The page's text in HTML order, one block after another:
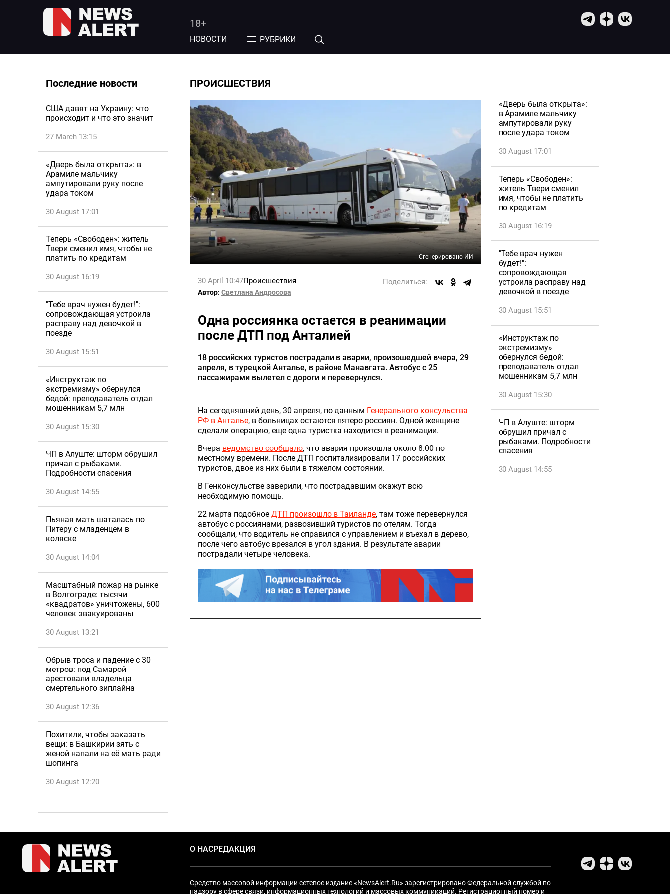
18+
НОВОСТИ РУБРИКИ
Последние новости
США давят на Украину: что
происходит и что это значит
27 March 13:15
«Дверь была открыта»: в
Арамиле мальчику
ампутировали руку после
удара током
30 August 17:01
Теперь «Свободен»: житель
Твери сменил имя, чтобы не
платить по кредитам
30 August 16:19
"Тебе врач нужен будет!":
сопровождающая устроила
расправу над девочкой в
поезде
30 August 15:51
«Инструктаж по
экстремизму» обернулся
бедой: преподаватель отдал
мошенникам 5,7 млн
30 August 15:30
ЧП в Алуште: шторм обрушил
причал с рыбаками.
Подробности спасения
30 August 14:55
Пьяная мать шаталась по
Питеру с младенцем в
коляске
30 August 14:04
Масштабный пожар на рынке
в Волгограде: тысячи
«квадратов» уничтожены, 600
человек эвакуированы
30 August 13:21
Обрыв троса и падение с 30
метров: под Самарой
арестовали владельца
смертельного зиплайна
30 August 12:36
Похитили, чтобы заказать
вещи: в Башкирии зять с
женой напали на её мать ради
шопинга
30 August 12:20
ПРОИСШЕСТВИЯ
Сгенерировано ИИ
30 April 10:47Происшествия Поделиться:
Автор: Светлана Андросова
Одна россиянка остается в реанимации
после ДТП под Анталией
18 российских туристов пострадали в аварии, произошедшей вчера, 29
апреля, в турецкой Анталье, в районе Манавгата. Автобус с 25
пассажирами вылетел с дороги и перевернулся.
На сегодняшний день, 30 апреля, по данным Генерального консульства
РФ в Анталье, в больницах остаются пятеро россиян. Одной женщине
сделали операцию, еще одна туристка находится в реанимации.
Вчера ведомство сообщало, что авария произошла около 8:00 по
местному времени. После ДТП госпитализировали 17 российских
туристов, двое из них были в тяжелом состоянии.
В Генконсульстве заверили, что пострадавшим окажут всю
необходимую помощь.
22 марта подобное ДТП произошло в Таиланде, там тоже перевернулся
автобус с россиянами, развозивший туристов по отелям. Тогда
сообщали, что водитель не справился с управлением и въехал в дерево,
после чего автобус врезался в угол здания. В результате аварии
пострадали четыре человека.
«Дверь была открыта»:
в Арамиле мальчику
ампутировали руку
после удара током
30 August 17:01
Теперь «Свободен»:
житель Твери сменил
имя, чтобы не платить
по кредитам
30 August 16:19
"Тебе врач нужен
будет!":
сопровождающая
устроила расправу над
девочкой в поезде
30 August 15:51
«Инструктаж по
экстремизму»
обернулся бедой:
преподаватель отдал
мошенникам 5,7 млн
30 August 15:30
ЧП в Алуште: шторм
обрушил причал с
рыбаками. Подробности
спасения
30 August 14:55
О НАСРЕДАКЦИЯ
Средство массовой информации сетевое издание «NewsAlert.Ru» зарегистрировано Федеральной службой по
надзору в сфере связи, информационных технологий и массовых коммуникаций. Регистрационный номер и